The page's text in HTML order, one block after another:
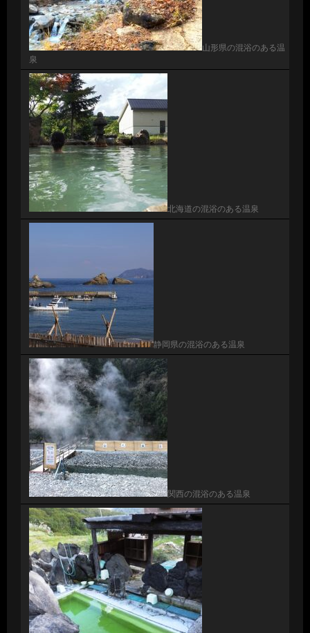
山形県の混浴のある温
泉
北海道の混浴のある温泉
静岡県の混浴のある温泉
関西の混浴のある温泉